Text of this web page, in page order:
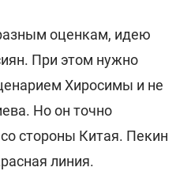
оценкам, идею
При этом нужно
Хиросимы и не
Но он точно
стороны Китая. Пекин
линия.